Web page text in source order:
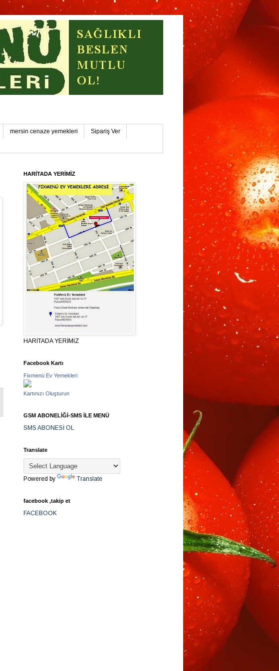
mersin cenaze yemekleri Sipariş Ver
HARİTADA YERİMİZ
HARİTADA YERİMİZ
Facebook Kartı
Fixmenü Ev Yemekleri
Kartınızı Oluşturun
GSM ABONELİĞİ-SMS İLE MENÜ
SMS ABONESİ OL
Translate
Powered by Translate
facebook ,takip et
FACEBOOK